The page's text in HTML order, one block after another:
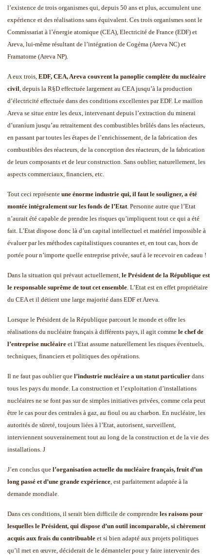
l’existence de trois organismes qui, depuis 50 ans et plus, accumulent une
expérience et des réalisations sans équivalent. Ces trois organismes sont le
Commissariat à l’énergie atomique (CEA), Electricité de France (EDF) et
Areva, lui-même résultant de l’intégration de Cogéma (Areva NC) et
Framatome (Areva NP).
A eux trois, EDF, CEA, Areva couvrent la panoplie complète du nucléaire
civil, depuis la R§D effectuée largement au CEA jusqu’à la production
d’électricité effectuée dans des conditions excellentes par EDF. Le maillon
Areva se situe entre les deux, intervenant depuis l’extraction du minerai
d’uranium jusqu’au retraitement des combustibles brûlés dans les réacteurs,
en passant par toutes les étapes de l’enrichissement, de la fabrication des
combustibles des réacteurs, de la conception des réacteurs, de la fabrication
de leurs composants et de leur construction. Sans oublier, naturellement, les
aspects commerciaux, financiers, etc.
Tout ceci représente une énorme industrie qui, il faut le souligner, a été
montée intégralement sur les fonds de l’Etat. Personne autre que l’Etat
n’aurait été capable de prendre les risques qu’impliquent tout ce qui a été
fait. L’Etat dispose donc là d’un capital intellectuel et matériel impossible à
évaluer par les méthodes capitalistiques courantes et, en tout cas, hors de
portée pour n’importe quelle entreprise privée, sauf à le recevoir en cadeau !
Dans la situation qui prévaut actuellement, le Président de la République est
le responsable suprême de tout cet ensemble. L’Etat est en effet propriétaire
du CEA et il détient une large majorité dans EDF et Areva.
Lorsque le Président de la République parcourt le monde et offre les
réalisations du nucléaire français à différents pays, il agit comme le chef de
l’entreprise nucléaire et l’Etat assume naturellement les risques éventuels,
techniques, financiers et politiques des opérations.
Il ne faut pas oublier que l’industrie nucléaire a un statut particulier dans
tous les pays du monde. La construction et l’exploitation d’installations
nucléaires ne se font pas sur de simples initiatives privées, comme cela peut
être le cas pour des centrales à gaz, au fioul ou au charbon. En nucléaire, les
autorités de sûreté, toujours liées à l’Etat, autorisent, surveillent,
interviennent souverainement tout au long de la construction et de la vie des
installations. J
J’en conclus que l’organisation actuelle du nucléaire français, fruit d’un
long passé et d’une grande expérience, est parfaitement adaptée à la
demande mondiale.
Dans ces conditions, il serait bien difficile de comprendre les raisons pour
lesquelles le Président, qui dispose d’un outil incomparable, si chèrement
acquis aux frais du contribuable et si bien adapté aux projets politiques
qu’il met en œuvre, déciderait de le démanteler pour y faire intervenir des